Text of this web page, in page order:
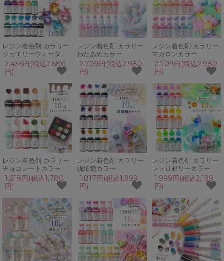
レジン着色剤 カラリー
ジュエリーウォーター
カラー
2,436円(税込2,680
円)
レジン着色剤 カラリー
わたあめカラー
2,709円(税込2,980
円)
レジン着色剤 カラリー
マカロンカラー
2,709円(税込2,980
円)
レジン着色剤 カラリー
チョコレートカラー
1,618円(税込1,780
円)
レジン着色剤 カラリー
琥珀糖カラー
1,817円(税込1,999
円)
レジン着色剤 カラリー
レトロゼリーカラー
1,999円(税込2,199
円)